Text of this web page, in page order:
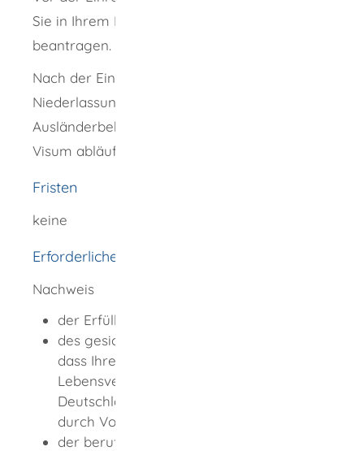
Sie in Ihrem Heimatland ein nationales Visum
beantragen.
Nach der Einreise müssen Sie die
Niederlassungserlaubnis schriftlich bei der
Ausländerbehörde beantragen, bevor Ihr
Visum abläuft.
Fristen
keine
Erforderliche Unterlagen
Nachweis
der Erfüllung der Pass- und Visumpflicht
des gesicherten Lebensunterhalts und
dass Ihre Integration in die
Lebensverhältnisse der Bundesrepublik
Deutschland gesichert ist (in der Regel
durch Vorlage des Arbeitsplatzangebotes)
der beruflichen oder wissenschaftlichen